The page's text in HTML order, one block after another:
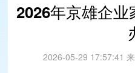
2026年京雄企
2026-05-29 17:57:41